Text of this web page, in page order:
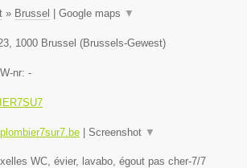
» Brussel | Google maps ▼
1000 Brussel (Brussels-Gewest)
nr: -
| Screenshot ▼
WC, évier, lavabo, égout pas cher-7/7